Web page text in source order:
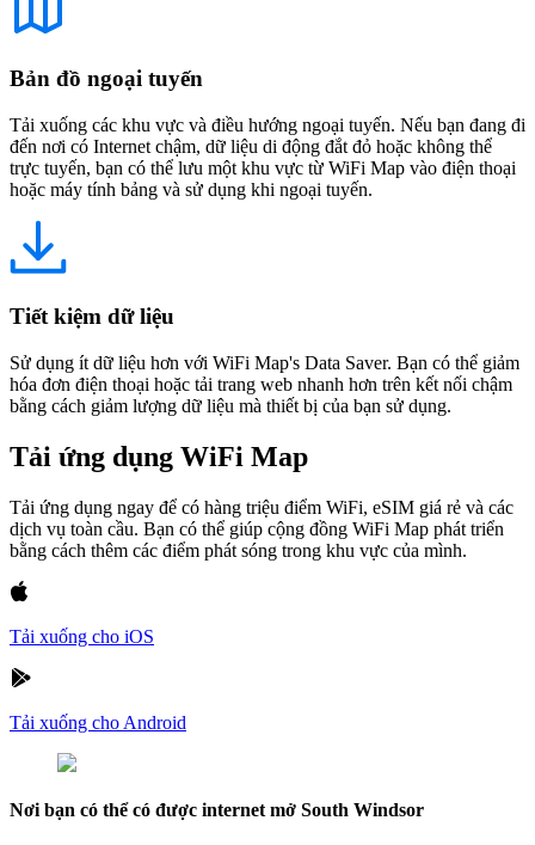
Bản đồ ngoại tuyến
Tải xuống các khu vực và điều hướng ngoại tuyến. Nếu bạn đang đi
đến nơi có Internet chậm, dữ liệu di động đắt đỏ hoặc không thể
trực tuyến, bạn có thể lưu một khu vực từ WiFi Map vào điện thoại
hoặc máy tính bảng và sử dụng khi ngoại tuyến.
Tiết kiệm dữ liệu
Sử dụng ít dữ liệu hơn với WiFi Map's Data Saver. Bạn có thể giảm
hóa đơn điện thoại hoặc tải trang web nhanh hơn trên kết nối chậm
bằng cách giảm lượng dữ liệu mà thiết bị của bạn sử dụng.
Tải ứng dụng WiFi Map
Tải ứng dụng ngay để có hàng triệu điểm WiFi, eSIM giá rẻ và các
dịch vụ toàn cầu. Bạn có thể giúp cộng đồng WiFi Map phát triển
bằng cách thêm các điểm phát sóng trong khu vực của mình.
Tải xuống cho iOS
Tải xuống cho Android
Nơi bạn có thể có được internet mở South Windsor